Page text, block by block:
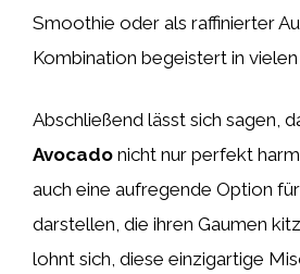
Smoothie oder als raffinierter
Kombination begeistert in vielen
Abschließend lässt sich sagen,
Avocado nicht nur perfekt
auch eine aufregende Option
darstellen, die ihren Gaumen
lohnt sich, diese einzigartige